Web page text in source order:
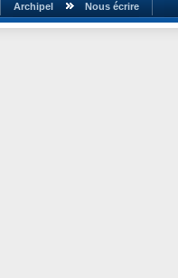
Archipel Nous écrire